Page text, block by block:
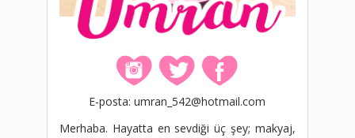
E-posta: umran_542@hotmail.com
Merhaba. Hayatta en sevdiği üç şey; makyaj,